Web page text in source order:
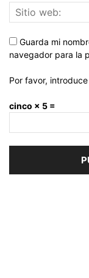
Guarda mi
navegador para la
Por favor,
cinco × 5 =